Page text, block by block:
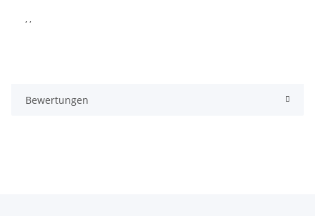
, ,
Bewertungen